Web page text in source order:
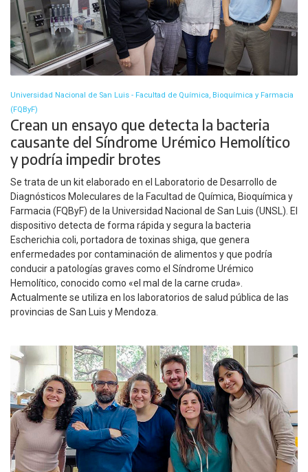
Universidad Nacional de San Luis - Facultad de Química, Bioquímica y Farmacia
(FQByF)
Crean un ensayo que detecta la bacteria
causante del Síndrome Urémico Hemolítico
y podría impedir brotes
Se trata de un kit elaborado en el Laboratorio de Desarrollo de
Diagnósticos Moleculares de la Facultad de Química, Bioquímica y
Farmacia (FQByF) de la Universidad Nacional de San Luis (UNSL). El
dispositivo detecta de forma rápida y segura la bacteria
Escherichia coli, portadora de toxinas shiga, que genera
enfermedades por contaminación de alimentos y que podría
conducir a patologías graves como el Síndrome Urémico
Hemolítico, conocido como «el mal de la carne cruda».
Actualmente se utiliza en los laboratorios de salud pública de las
provincias de San Luis y Mendoza.